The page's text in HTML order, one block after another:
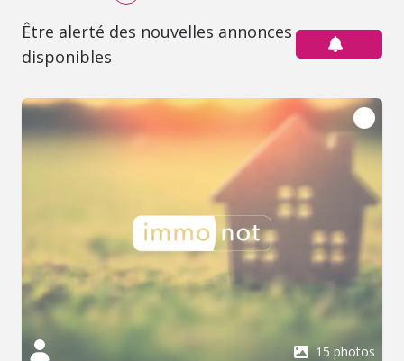
Être alerté des nouvelles annonces
disponibles
15 photos